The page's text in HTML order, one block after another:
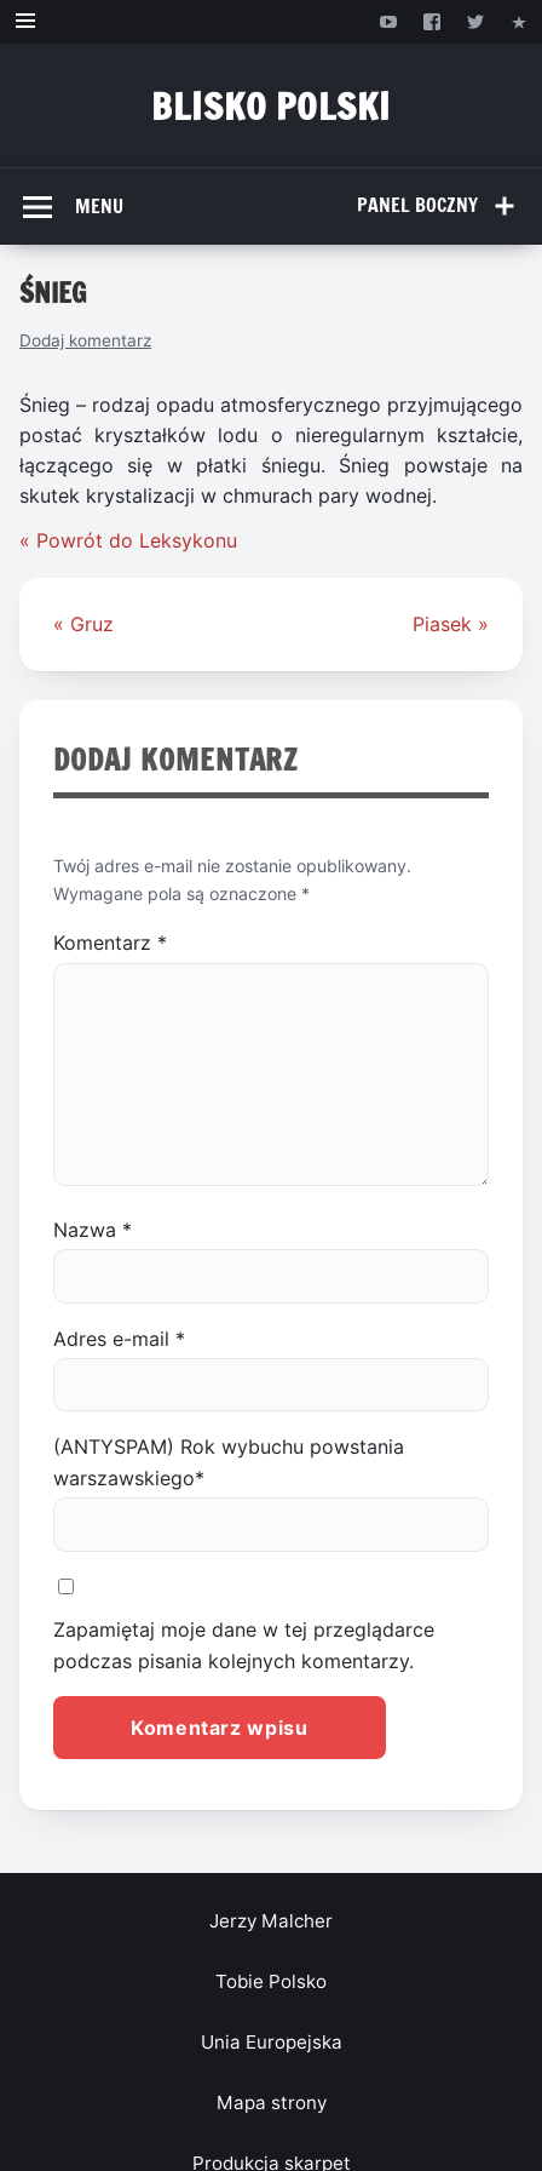
Przejdź
BLISKO POLSKI
PANEL BOCZNY
MENU
ŚNIEG
Dodaj komentarz
Śnieg – rodzaj opadu atmosferycznego przyjmującego
postać kryształków lodu o nieregularnym kształcie,
łączącego się w płatki śniegu. Śnieg powstaje na
skutek krystalizacji w chmurach pary wodnej.
« Powrót do Leksykonu
Nawigacja
« Gruz Piasek »
DODAJ KOMENTARZ
Twój adres e-mail nie zostanie opublikowany.
Wymagane pola są oznaczone *
Komentarz *
Nazwa *
Adres e-mail *
(ANTYSPAM) Rok wybuchu powstania
warszawskiego*
Zapamiętaj moje dane w tej przeglądarce
podczas pisania kolejnych komentarzy.
Jerzy Malcher
Tobie Polsko
Unia Europejska
Mapa strony
Produkcja skarpet